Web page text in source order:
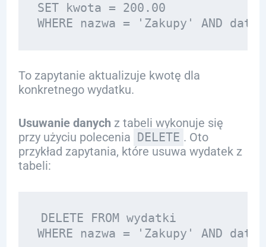
SET kwota = 200.00
To zapytanie aktualizuje kwotę dla
konkretnego wydatku.
Usuwanie danych z tabeli wykonuje się
przy użyciu polecenia DELETE . Oto
przykład zapytania, które usuwa wydatek z
tabeli:
DELETE FROM wydatki